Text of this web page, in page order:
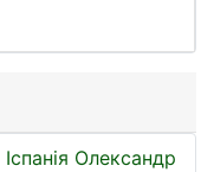
Іспанія Олександр